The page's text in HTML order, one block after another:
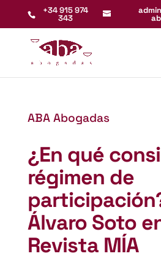
+34 915 974
343
ABA Abogadas
¿En qué
régimen de
Álvaro Soto
Revista MÍA